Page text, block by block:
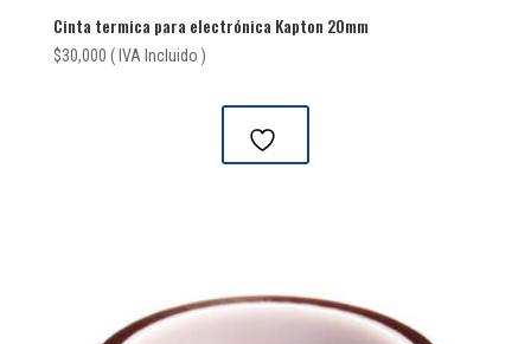
Cinta termica para electrónica Kapton 20mm
$30,000 ( IVA Incluido )